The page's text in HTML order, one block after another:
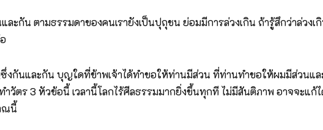
กัน ตามธรรมดาของคนเรายังเป็นปุถุชน ย่อมมีการล่วงเกิน ถ้ารู้สึกว่าล่วงเ
กันและกัน บุญใดที่ข้าพเจ้าได้ทำขอให้ท่านมีส่วน ที่ท่านทำขอให้ผมมีส่วนแล
ำวัตร 3 หัวข้อนี้ เวลานี้โลกไร้ศีลธรรมมากยิ่งขึ้นทุกที ไม่มีสันติภาพ อาจจะแ
ณนี้